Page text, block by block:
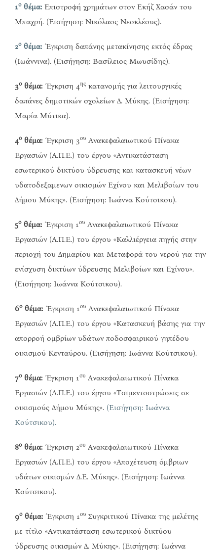
1οθέμα: Επιστροφή χρημάτων στον Εκήζ Χασάν του
Μπαχρή. (Εισήγηση: Νικόλαος Νεοκλέους).
2οθέμα: Έγκριση δαπάνης μετακίνησης εκτός έδρας
(Ιωάννινα). (Εισήγηση: Βασίλειος Μωυσίδης).
3οθέμα: Έγκριση 4ης κατανομής για λειτουργικές
δαπάνες δημοτικών σχολείων Δ. Μύκης. (Εισήγηση:
Μαρία Μύτικα).
4οθέμα: Έγκριση 3ου Ανακεφαλαιωτικού Πίνακα
Εργασιών (Α.Π.Ε.) του έργου «Αντικατάσταση
εσωτερικού δικτύου ύδρευσης και κατασκευή νέων
υδατοδεξαμενων οικισμών Εχίνου και Μελιβοίων του
Δήμου Μύκης». (Εισήγηση: Ιωάννα Κούτσικου).
5οθέμα: Έγκριση 1 ου Ανακεφαλαιωτικού Πίνακα
Εργασιών (Α.Π.Ε.) του έργου «Καλλιέργεια πηγής στην
περιοχή του Δημαρίου και Μεταφορά του νερού για την
ενίσχυση δικτύων ύδρευσης Μελιβοίων και Εχίνου».
(Εισήγηση: Ιωάννα Κούτσικου).
6οθέμα: Έγκριση 1 ου Ανακεφαλαιωτικού Πίνακα
Εργασιών (Α.Π.Ε.) του έργου «Κατασκευή βάσης για την
απορροή ομβρίων υδάτων ποδοσφαιρικού γηπέδου
οικισμού Κενταύρου. (Εισήγηση: Ιωάννα Κούτσικου).
7οθέμα: Έγκριση 1 ου Ανακεφαλαιωτικού Πίνακα
Εργασιών (Α.Π.Ε.) του έργου «Τσιμεντοστρώσεις σε
οικισμούς Δήμου Μύκης». (Εισήγηση: Ιωάννα
Κούτσικου).
8οθέμα: Έγκριση 2ου Ανακεφαλαιωτικού Πίνακα
Εργασιών (Α.Π.Ε.) του έργου «Αποχέτευση όμβριων
υδάτων οικισμών Δ.Ε. Μύκης». (Εισήγηση: Ιωάννα
Κούτσικου).
9οθέμα: Έγκριση 1 ου Συγκριτικού Πίνακα της μελέτης
με τίτλο «Αντικατάσταση εσωτερικού δικτύου
ύδρευσης οικισμών Δ. Μύκης». (Εισήγηση: Ιωάννα